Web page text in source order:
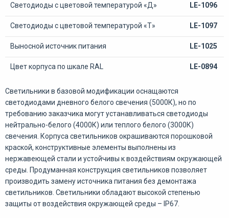
Светодиоды с цветовой температурой «Д» LE-1096
Светодиоды с цветовой температурой «Т» LE-1097
Выносной источник питания LE-1025
Цвет корпуса по шкале RAL LE-0894
Светильники в базовой модификации оснащаются
светодиодами дневного белого свечения (5000К), но по
требованию заказчика могут устанавливаться светодиоды
нейтрально-белого (4000К) или теплого белого (3000К)
свечения. Корпуса светильников окрашиваются порошковой
краской, конструктивные элементы выполнены из
нержавеющей стали и устойчивы к воздействиям окружающей
среды. Продуманная конструкция светильников позволяет
производить замену источника питания без демонтажа
светильников. Светильники обладают высокой степенью
защиты от воздействия окружающей среды – IP67.